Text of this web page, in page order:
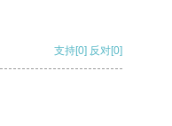
支持[0] 反对[0]